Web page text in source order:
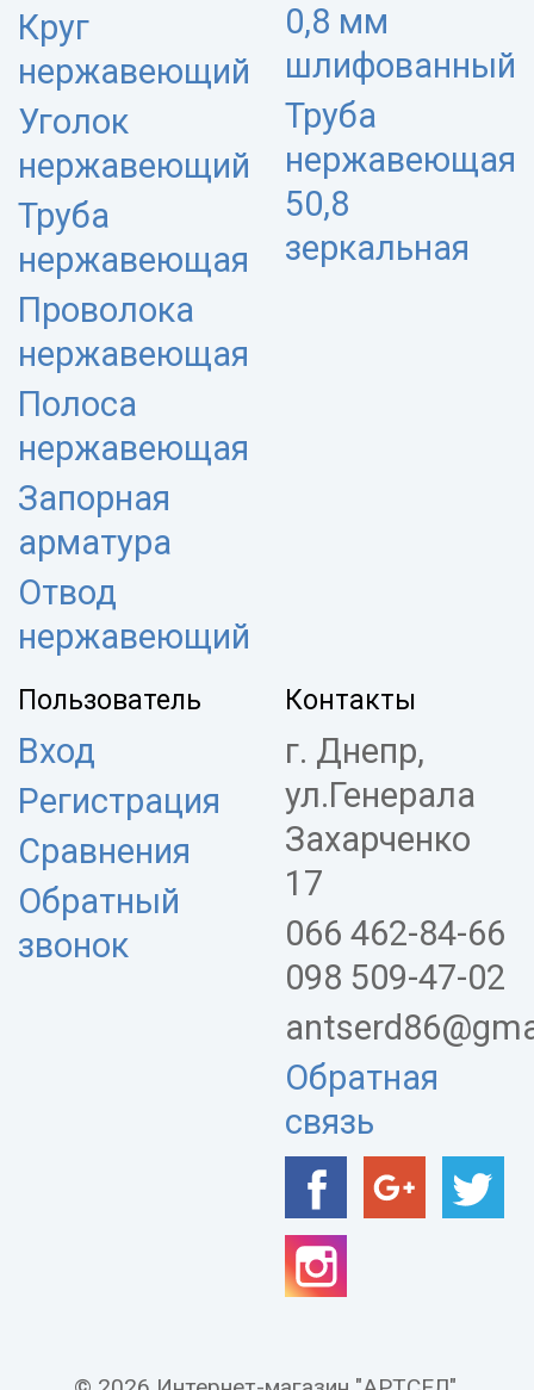
Круг
нержавеющий
Уголок
нержавеющий
Труба
нержавеющая
Проволока
нержавеющая
Полоса
нержавеющая
Запорная
арматура
Отвод
нержавеющий
0,8 мм
шлифованный
Труба
нержавеющая
50,8
зеркальная
Пользователь
Вход
Регистрация
Сравнения
Обратный
звонок
Контакты
г. Днепр,
ул.Генерала
Захарченко
17
066 462-84-66
098 509-47-02
Обратная
связь